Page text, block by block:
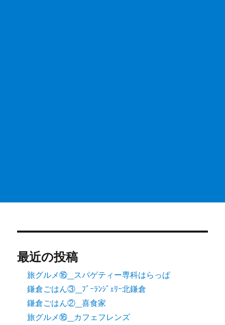
最近の投稿
旅グルメ⑯_スパゲティー専科はらっぱ
鎌倉ごはん③_ﾌﾞｰﾗﾝｼﾞｪﾘｰ北鎌倉
鎌倉ごはん②_喜食家
旅グルメ⑯_カフェフレンズ